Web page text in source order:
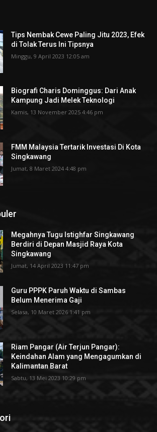
Tips Nembak Cewe Paling Jitu 2023, Efek
di Tolak Terus Ini Tipsnya
Minggu, 9 April 2023 12:05 am
Biografi Charis Dominggus: Dari Anak
Kampung Jadi Melek Teknologi
Kamis, 13 November 2025 4:46 pm
FMM Malaysia Tertarik Investasi Di Kota
Singkawang
Jumat, 8 Maret 2024 4:48 pm
Megahnya Tugu Istighfar Singkawang
Berdiri di Depan Masjid Raya Kota
Singkawang
Jumat, 14 April 2023 11:47 pm
Guru PPPK Paruh Waktu di Sambas
Belum Menerima Gaji
Selasa, 10 Maret 2026 1:41 pm
Riam Pangar (Air Terjun Pangar):
Keindahan Alam yang Mengagumkan di
Kalimantan Barat
Sabtu, 13 Mei 2023 10:29 pm